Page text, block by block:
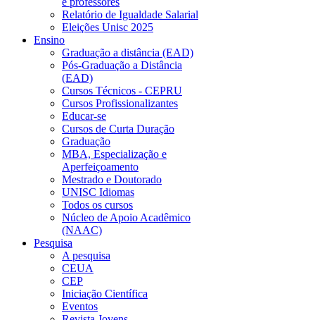
Relatório de Igualdade Salarial
Eleições Unisc 2025
Ensino
Graduação a distância (EAD)
Pós-Graduação a Distância
(EAD)
Cursos Técnicos - CEPRU
Cursos Profissionalizantes
Educar-se
Cursos de Curta Duração
Graduação
MBA, Especialização e
Aperfeiçoamento
Mestrado e Doutorado
UNISC Idiomas
Todos os cursos
Núcleo de Apoio Acadêmico
(NAAC)
Pesquisa
A pesquisa
CEUA
CEP
Iniciação Científica
Eventos